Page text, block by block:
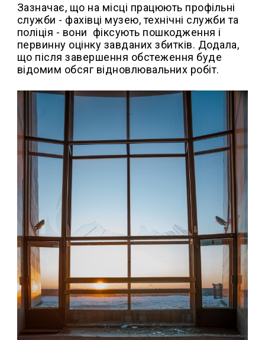
Зазначає, що на місці працюють профільні
служби - фахівці музею, технічні служби та
поліція - вони фіксують пошкодження і
первинну оцінку завданих збитків. Додала,
що після завершення обстеження буде
відомим обсяг відновлювальних робіт.